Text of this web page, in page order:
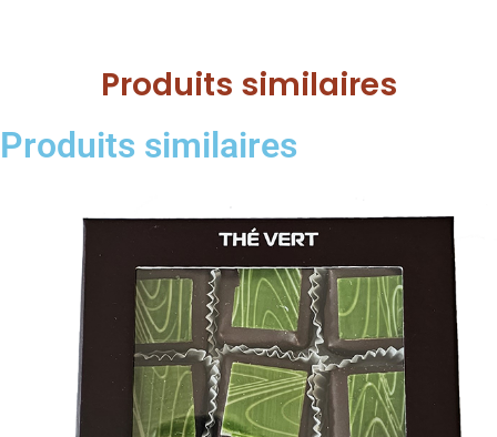
Produits similaires
Produits similaires